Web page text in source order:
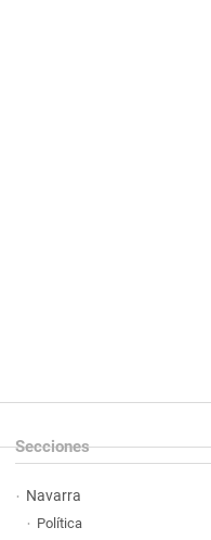
Secciones
Navarra
Política